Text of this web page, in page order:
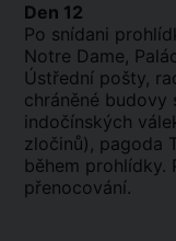
Den 12
Po snídani
Notre Dame,
Ústřední pošty,
chráněné budovy
indočínských
zločinů), pagoda
během prohlídky.
přenocování.